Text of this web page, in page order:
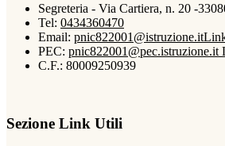
Segreteria - Via Cartiera, n. 20 -
Tel: 0434360470
Email: pnic822001@istruzione.it
PEC: pnic822001@pec.istruzione.it
C.F.: 80009250939
Sezione Link Utili